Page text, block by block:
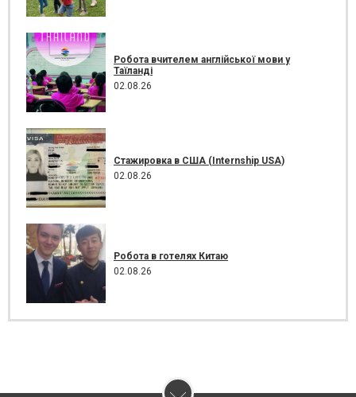
Робота вчителем англійської мови у
Таїланді
02.08.26
Стажировка в США (Internship USA)
02.08.26
Робота в готелях Китаю
02.08.26